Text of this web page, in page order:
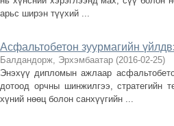
арьс ширэн түүхий ...
Асфальтобетон зуурмагийн
Балдандорж, Эрхэмбаатар (2016-02-25)
Энэхүү дипломын ажлаар
дотоод орчны шинжилгээ, стратегийн
хүний нөөц болон санхүүгийн ...